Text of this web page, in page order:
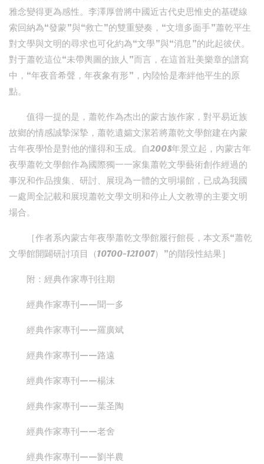
雅念變得更為感性。李澤厚曾將中國近古代史思惟史的基礎線
索回納為“發蒙”與“救亡”的雙重變奏，“文壇多面手”蕭乾平生
對文學與文明的尋求也可化約為“文學”與“消息”的此起彼伏。
對于蕭乾這位“未帶輿圖的旅人”而言，在這首壯美樂章的譜寫
中，“年夜音希聲，年夜象有形”，內陸恰是牽絆他平生的原
點。
值得一提的是，蕭乾作為杰出的蒙古族作家，對平易近族
故鄉的情感誠摯深摯，蕭乾遺孀文潔若將蕭乾文學館建在內蒙
古年夜學恰是對他的懂得和玉成。自2008年景立起，內蒙古年
夜學蕭乾文學館作為國際獨一一家集蕭乾文學藝術創作經過的
事況和作品搜集、研討、展現為一體的文明場館，已成為我國
一處周全記載和展現蕭乾文學文明和停止人文教導的主要文明
場合。
［作者系內蒙古年夜學蕭乾文學館履行館長，本文系“蕭乾
文學館開闢研討項目（10700-121007）”的階段性結果］
附：經典作家專刊往期
經典作家專刊——聞一多
經典作家專刊——羅廣斌
經典作家專刊——路遠
經典作家專刊——楊沫
經典作家專刊——葉圣陶
經典作家專刊——老舍
經典作家專刊——劉半農